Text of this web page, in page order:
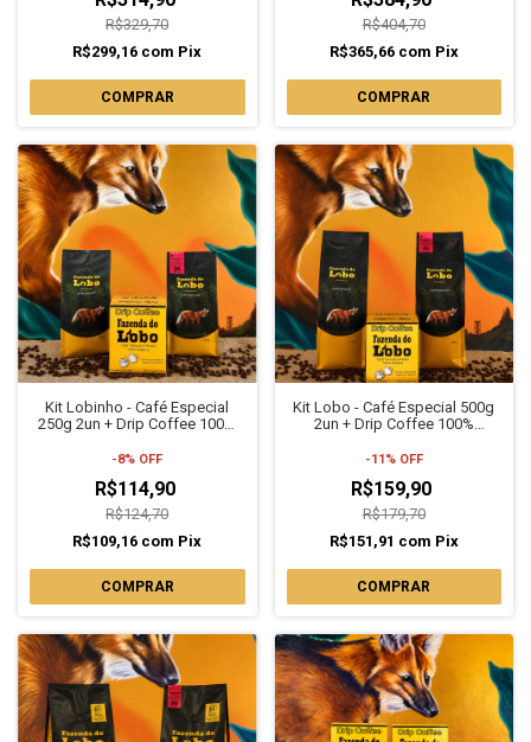
R$329,70
R$299,16 com Pix
COMPRAR
R$404,70
R$365,66 com Pix
COMPRAR
Kit Lobinho - Café Especial
250g 2un + Drip Coffee 100%
-8% OFF
R$114,90
R$124,70
R$109,16 com Pix
COMPRAR
Kit Lobo - Café Especial 500g
2un + Drip Coffee 100%
-11% OFF
R$159,90
R$179,70
R$151,91 com Pix
COMPRAR